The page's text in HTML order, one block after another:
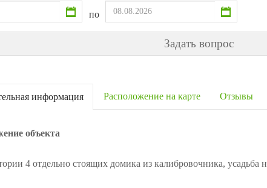
по
Задать вопрос
информация Расположение на карте Отзывы
объекта
4 отдельно стоящих домика из калибровочника, усадьба